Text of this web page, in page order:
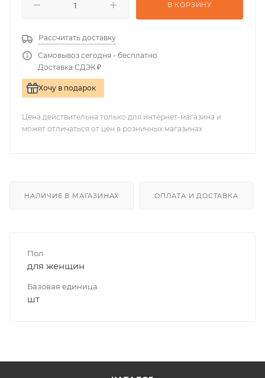
В КОРЗИНУ
Рассчитать доставку
Самовывоз сегодня - бесплатно
Доставка СДЭК ₽
Хочу в подарок
Цена действительна только для интернет-магазина и
может отличаться от цен в розничных магазинах
НАЛИЧИЕ В МАГАЗИНАХ ОПЛАТА И ДОСТАВКА
Пол
для женщин
Базовая единица
шт